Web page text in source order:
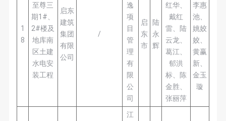
1
8
至尊三
期1#、
2#楼及
地库南
区土建
水电安
装工程
启东
建筑
集团
有限
公司
/
逸
项
目
管
理
有
限
公
司
启
东
市
陆
永
辉
红华、
戴红
雷、陆
云龙、
葛江、
郁洪
标、陈
金胜、
张丽萍
李惠
池、
姚姣
姣、
黄赢
新、
金玉
璇
江